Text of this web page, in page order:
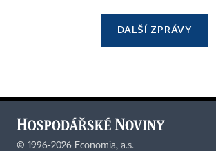
DALŠÍ ZPRÁVY
© 1996-2026 Economia, a.s.